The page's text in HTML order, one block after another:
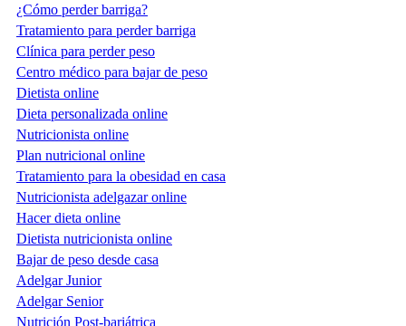
¿Cómo perder barriga?
Tratamiento para perder barriga
Clínica para perder peso
Centro médico para bajar de peso
Dietista online
Dieta personalizada online
Nutricionista online
Plan nutricional online
Tratamiento para la obesidad en casa
Nutricionista adelgazar online
Hacer dieta online
Dietista nutricionista online
Bajar de peso desde casa
Adelgar Junior
Adelgar Senior
Nutrición Post-bariátrica